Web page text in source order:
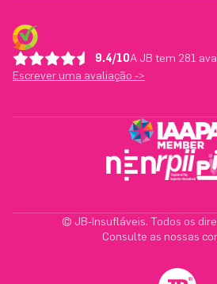
9.4/10A JB tem 281
Escrever uma avaliação ->
© JB-Insufláveis. Todos os
Consulte as nossas